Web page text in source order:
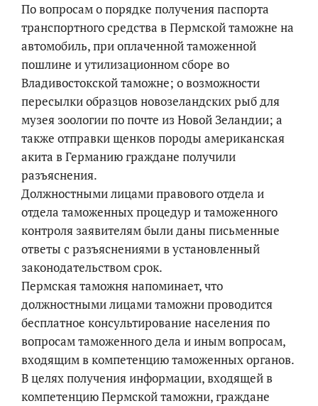
По вопросам о порядке получения паспорта
транспортного средства в Пермской таможне на
автомобиль, при оплаченной таможенной
пошлине и утилизационном сборе во
Владивостокской таможне; о возможности
пересылки образцов новозеландских рыб для
музея зоологии по почте из Новой Зеландии; а
также отправки щенков породы американская
акита в Германию граждане получили
разъяснения.
Должностными лицами правового отдела и
отдела таможенных процедур и таможенного
контроля заявителям были даны письменные
ответы с разъяснениями в установленный
законодательством срок.
Пермская таможня напоминает, что
должностными лицами таможни проводится
бесплатное консультирование населения по
вопросам таможенного дела и иным вопросам,
входящим в компетенцию таможенных органов.
В целях получения информации, входящей в
компетенцию Пермской таможни, граждане